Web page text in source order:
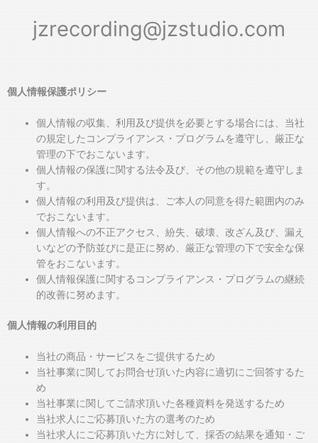
jzrecording@jzstudio.com
個人情報保護ポリシー
個人情報の収集、利用及び提供を必要とする場合には、当社
の規定したコンプライアンス・プログラムを遵守し、厳正な
管理の下でおこないます。
個人情報の保護に関する法令及び、その他の規範を遵守しま
す。
個人情報の利用及び提供は、ご本人の同意を得た範囲内のみ
でおこないます。
個人情報への不正アクセス、紛失、破壊、改ざん及び、漏え
いなどの予防並びに是正に努め、厳正な管理の下で安全な保
管をおこないます。
個人情報保護に関するコンプライアンス・プログラムの継続
的改善に努めます。
個人情報の利用目的
当社の商品・サービスをご提供するため
当社事業に関してお問合せ頂いた内容に適切にご回答するた
め
当社事業に関してご請求頂いた各種資料を発送するため
当社求人にご応募頂いた方の選考のため
当社求人にご応募頂いた方に対して、採否の結果を通知・ご